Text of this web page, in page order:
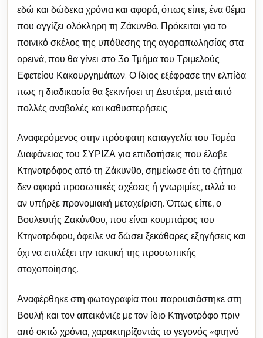
εδώ και δώδεκα χρόνια και αφορά, όπως είπε, ένα θέμα
που αγγίζει ολόκληρη τη Ζάκυνθο. Πρόκειται για το
ποινικό σκέλος της υπόθεσης της αγοραπωλησίας στα
ορεινά, που θα γίνει στο 3ο Τμήμα του Τριμελούς
Εφετείου Κακουργημάτων. Ο ίδιος εξέφρασε την ελπίδα
πως η διαδικασία θα ξεκινήσει τη Δευτέρα, μετά από
πολλές αναβολές και καθυστερήσεις.
Αναφερόμενος στην πρόσφατη καταγγελία του Τομέα
Διαφάνειας του ΣΥΡΙΖΑ για επιδοτήσεις που έλαβε
Κτηνοτρόφος από τη Ζάκυνθο, σημείωσε ότι το ζήτημα
δεν αφορά προσωπικές σχέσεις ή γνωριμίες, αλλά το
αν υπήρξε προνομιακή μεταχείριση. Όπως είπε, ο
Βουλευτής Ζακύνθου, που είναι κουμπάρος του
Κτηνοτρόφου, όφειλε να δώσει ξεκάθαρες εξηγήσεις και
όχι να επιλέξει την τακτική της προσωπικής
στοχοποίησης.
Αναφέρθηκε στη φωτογραφία που παρουσιάστηκε στη
Βουλή και τον απεικόνιζε με τον ίδιο Κτηνοτρόφο πριν
από οκτώ χρόνια, χαρακτηρίζοντάς το γεγονός «φτηνό